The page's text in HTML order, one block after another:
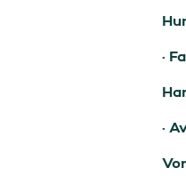
·
·